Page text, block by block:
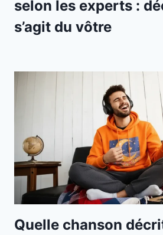
selon les experts :
s’agit du vôtre
Quelle chanson